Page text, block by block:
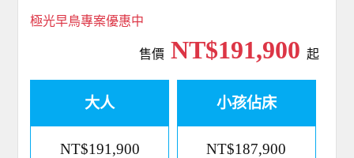
極光早鳥專案優惠中
售價NT$191,900 起
大人
NT$191,900
小孩佔床
NT$187,900